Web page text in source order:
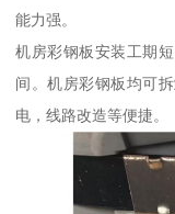
能力强。
机房彩钢板安装工期
间。机房彩钢板均可
电，线路改造等便捷。